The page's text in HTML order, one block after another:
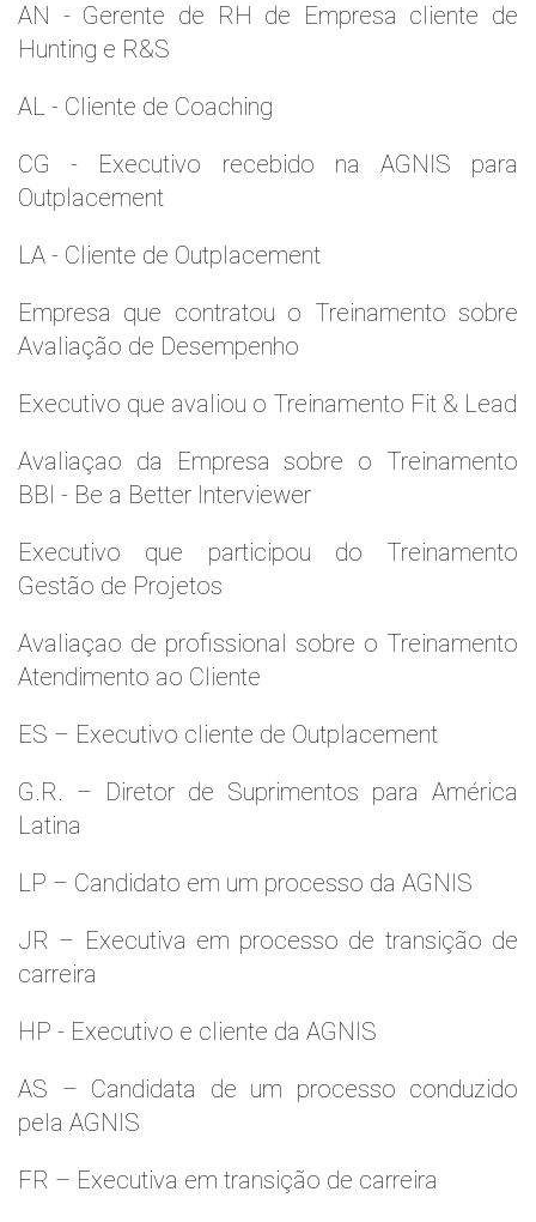
AN - Gerente de RH de Empresa cliente de
Hunting e R&S
AL - Cliente de Coaching
CG - Executivo recebido na AGNIS para
Outplacement
LA - Cliente de Outplacement
Empresa que contratou o Treinamento sobre
Avaliação de Desempenho
Executivo que avaliou o Treinamento Fit & Lead
Avaliaçao da Empresa sobre o Treinamento
BBI - Be a Better Interviewer
Executivo que participou do Treinamento
Gestão de Projetos
Avaliaçao de profissional sobre o Treinamento
Atendimento ao Cliente
ES – Executivo cliente de Outplacement
G.R. – Diretor de Suprimentos para América
Latina
LP – Candidato em um processo da AGNIS
JR – Executiva em processo de transição de
carreira
HP - Executivo e cliente da AGNIS
AS – Candidata de um processo conduzido
pela AGNIS
FR – Executiva em transição de carreira